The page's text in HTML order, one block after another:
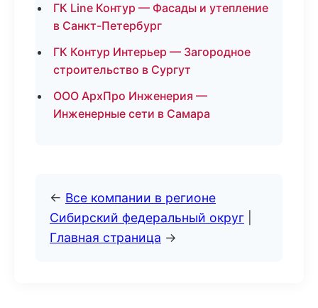
ГК Line Контур — Фасады и утепление
в Санкт-Петербург
ГК Контур Интерьер — Загородное
строительство в Сургут
ООО АрхПро Инженерия —
Инженерные сети в Самара
← Все компании в регионе
Сибирский федеральный округ
Главная страница →